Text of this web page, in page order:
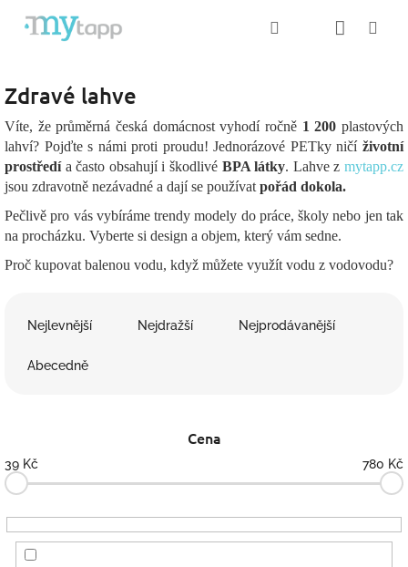
Přihlášení
Zdravé lahve
Víte, že průměrná česká domácnost vyhodí ročně 1 200 plastových
lahví? Pojďte s námi proti proudu! Jednorázové PETky ničí životní
prostředía často obsahují i škodlivé BPA látky. Lahve zmytapp.cz
jsou zdravotně nezávadné a dají se používat pořád dokola.
Pečlivě pro vás vybíráme trendy modely do práce, školy nebo jen tak
na procházku. Vyberte si design a objem, který vám sedne.
Proč kupovat balenou vodu, když můžete využít vodu z vodovodu?
o
d
u
k
Nejlevnější Nejdražší Nejprodávanější
Abecedně
Cena
39 Kč 780 Kč